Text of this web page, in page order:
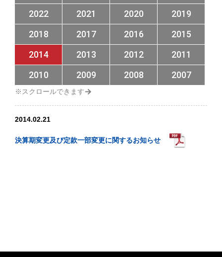
2022
2021 2020
2019
2018
2017 2016
2015
2014
2013 2012
2011
2010
2009 2008 2007
2014.02.21
決算期変更及び定款一部変更に関するお知らせ